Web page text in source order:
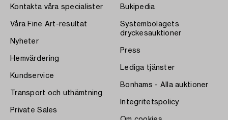
Kontakta våra specialister
Våra Fine Art-resultat
Nyheter
Hemvärdering
Kundservice
Transport och uthämtning
Private Sales
Bukipedia
Systembolagets
dryckesauktioner
Press
Lediga tjänster
Bonhams - Alla auktioner
Integritetspolicy